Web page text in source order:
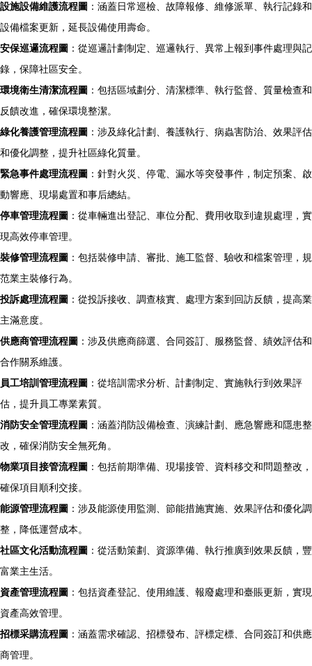
設施設備維護流程圖 ：涵蓋日常巡檢、故障報修、維修派單、執行記錄和
設備檔案更新，延長設備使用壽命。
安保巡邏流程圖 ：從巡邏計劃制定、巡邏執行、異常上報到事件處理與記
錄，保障社區安全。
環境衛生清潔流程圖 ：包括區域劃分、清潔標準、執行監督、質量檢查和
反饋改進，確保環境整潔。
綠化養護管理流程圖 ：涉及綠化計劃、養護執行、病蟲害防治、效果評估
和優化調整，提升社區綠化質量。
緊急事件處理流程圖 ：針對火災、停電、漏水等突發事件，制定預案、啟
動響應、現場處置和事后總結。
停車管理流程圖 ：從車輛進出登記、車位分配、費用收取到違規處理，實
現高效停車管理。
裝修管理流程圖 ：包括裝修申請、審批、施工監督、驗收和檔案管理，規
范業主裝修行為。
投訴處理流程圖 ：從投訴接收、調查核實、處理方案到回訪反饋，提高業
主滿意度。
供應商管理流程圖 ：涉及供應商篩選、合同簽訂、服務監督、績效評估和
合作關系維護。
員工培訓管理流程圖 ：從培訓需求分析、計劃制定、實施執行到效果評
估，提升員工專業素質。
消防安全管理流程圖 ：涵蓋消防設備檢查、演練計劃、應急響應和隱患整
改，確保消防安全無死角。
物業項目接管流程圖 ：包括前期準備、現場接管、資料移交和問題整改，
確保項目順利交接。
能源管理流程圖 ：涉及能源使用監測、節能措施實施、效果評估和優化調
整，降低運營成本。
社區文化活動流程圖 ：從活動策劃、資源準備、執行推廣到效果反饋，豐
富業主生活。
資產管理流程圖 ：包括資產登記、使用維護、報廢處理和臺賬更新，實現
資產高效管理。
招標采購流程圖 ：涵蓋需求確認、招標發布、評標定標、合同簽訂和供應
商管理。